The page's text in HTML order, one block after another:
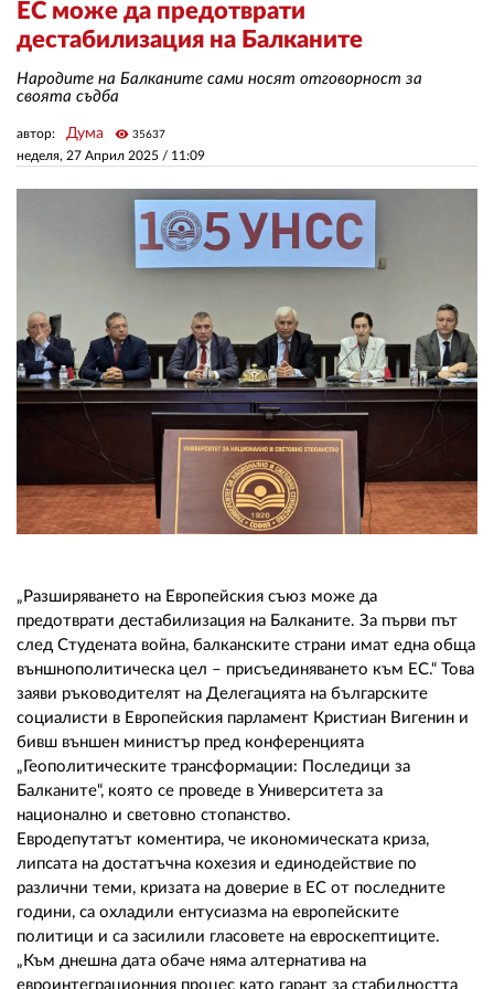
ЕС може да предотврати
дестабилизация на Балканите
Народите на Балканите сами носят отговорност за
своята съдба
неделя, 27 Април 2025 / 11:09
автор: Дума visibility 35637
„Разширяването на Европейския съюз може да
предотврати дестабилизация на Балканите. За първи път
след Студената война, балканските страни имат една обща
външнополитическа цел – присъединяването към ЕС.“ Това
заяви ръководителят на Делегацията на българските
социалисти в Европейския парламент Кристиан Вигенин и
бивш външен министър пред конференцията
„Геополитическите трансформации: Последици за
Балканите“, която се проведе в Университета за
национално и световно стопанство.
Евродепутатът коментира, че икономическата криза,
липсата на достатъчна кохезия и единодействие по
различни теми, кризата на доверие в ЕС от последните
години, са охладили ентусиазма на европейските
политици и са засилили гласовете на евроскептиците.
„Към днешна дата обаче няма алтернатива на
евроинтеграционния процес като гарант за стабилността
КОНТАКТИ
РЕКЛАМА
АБОНАМЕНТ
УСЛОВИЯ ЗА ПОЛЗВАНЕ
ПОЛИТИКА ЗА БИСКВИТКИТЕ
ПОЛИТИКАТА ЗА
ПОВЕРИТЕЛНОСТ
02 975 20 35